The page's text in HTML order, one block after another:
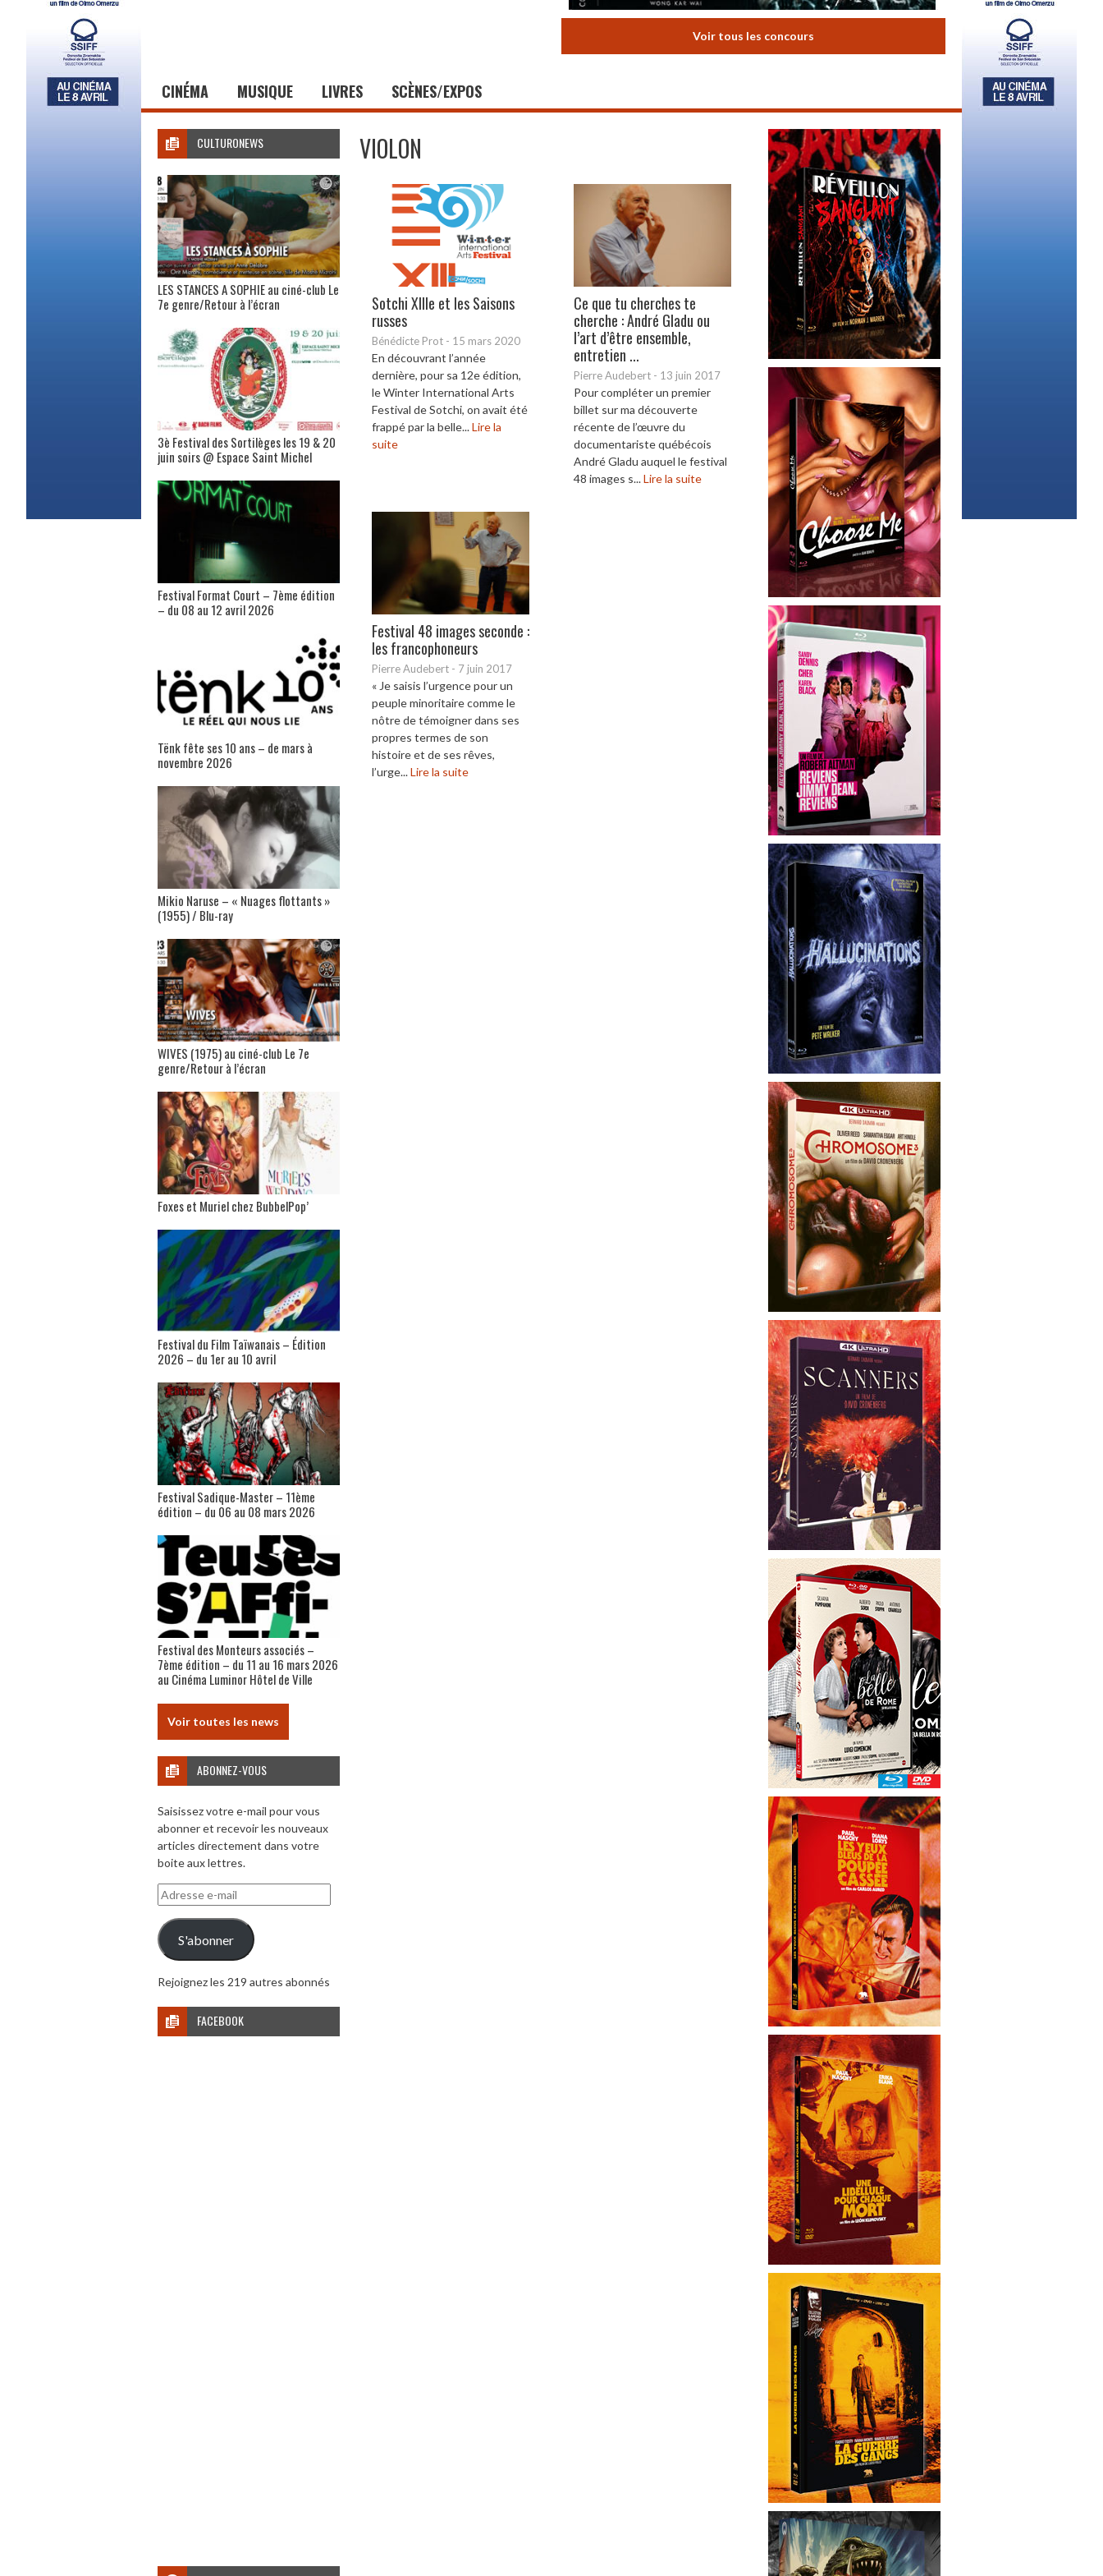
Voir tous les concours
CINÉMA MUSIQUE LIVRES SCÈNES/EXPOS
VIOLON
Sotchi XIIIe et les Saisons
russes
Bénédicte Prot - 15 mars 2020
En découvrant l’année
dernière, pour sa 12e édition,
le Winter International Arts
Festival de Sotchi, on avait été
frappé par la belle...Lire la
suite
Ce que tu cherches te
cherche : André Gladu ou
l’art d’être ensemble,
entretien ...
Pierre Audebert - 13 juin 2017
Pour compléter un premier
billet sur ma découverte
récente de l’œuvre du
documentariste québécois
André Gladu auquel le festival
48 images s...Lire la suite
Festival 48 images seconde :
les francophoneurs
Pierre Audebert - 7 juin 2017
« Je saisis l’urgence pour un
peuple minoritaire comme le
nôtre de témoigner dans ses
propres termes de son
histoire et de ses rêves,
l’urge...Lire la suite
CULTURONEWS
LES STANCES A SOPHIE au ciné-club Le
7e genre/Retour à l’écran
3è Festival des Sortilèges les 19 & 20
juin soirs @ Espace Saint Michel
Festival Format Court – 7ème édition
– du 08 au 12 avril 2026
Tënk fête ses 10 ans – de mars à
novembre 2026
Mikio Naruse – « Nuages flottants »
(1955) / Blu-ray
WIVES (1975) au ciné-club Le 7e
genre/Retour à l’écran
Foxes et Muriel chez BubbelPop’
Festival du Film Taïwanais – Édition
2026 – du 1er au 10 avril
Festival Sadique-Master – 11ème
édition – du 06 au 08 mars 2026
Festival des Monteurs associés –
7ème édition – du 11 au 16 mars 2026
au Cinéma Luminor Hôtel de Ville
Voir toutes les news
ABONNEZ-VOUS
Saisissez votre e-mail pour vous
abonner et recevoir les nouveaux
articles directement dans votre
boite aux lettres.
Adresse
e-
mail
S'abonner
Rejoignez les 219 autres abonnés
FACEBOOK